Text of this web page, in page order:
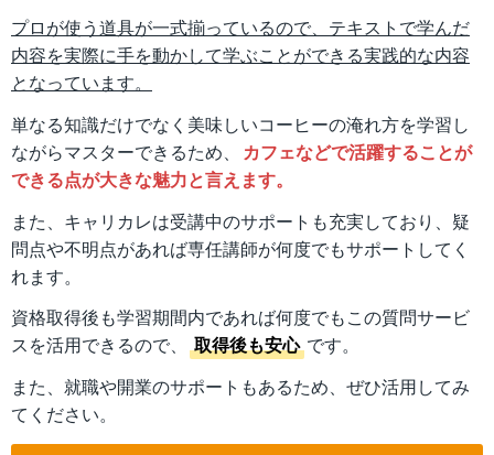
プロが使う道具が一式揃っているので、テキストで学んだ
内容を実際に手を動かして学ぶことができる実践的な内容
となっています。
単なる知識だけでなく美味しいコーヒーの淹れ方を学習し
ながらマスターできるため、
カフェなどで活躍することが
できる点が大きな魅力と言えます。
また、キャリカレは受講中のサポートも充実しており、疑
問点や不明点があれば専任講師が何度でもサポートしてく
れます。
資格取得後も学習期間内であれば何度でもこの質問サービ
スを活用できるので、
取得後も安心 です。
また、就職や開業のサポートもあるため、ぜひ活用してみ
てください。